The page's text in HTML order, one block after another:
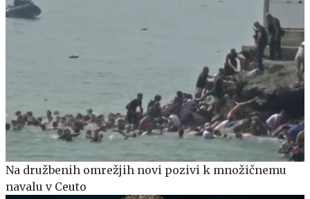
Na družbenih omrežjih novi pozivi k množičnemu
navalu v Ceuto